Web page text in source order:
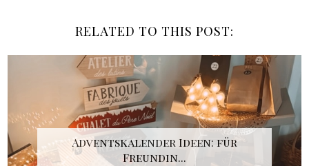
RELATED TO THIS POST:
Adventskalender Ideen: für
Freundin...